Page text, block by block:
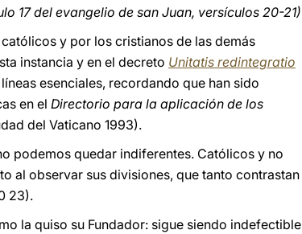
17 del evangelio de san Juan, versículos 20-21)
y por los cristianos de las demás
instancia y en el decreto Unitatis redintegratio
esenciales, recordando que han sido
en el Directorio para la aplicación de los
del Vaticano 1993).
podemos quedar indiferentes. Católicos y no
al observar sus divisiones, que tanto contrastan
23).
la quiso su Fundador: sigue siendo indefectible